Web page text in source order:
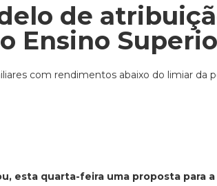
de
Ensino
com rendimentos abaixo do limiar da
esta quarta-feira uma proposta para a